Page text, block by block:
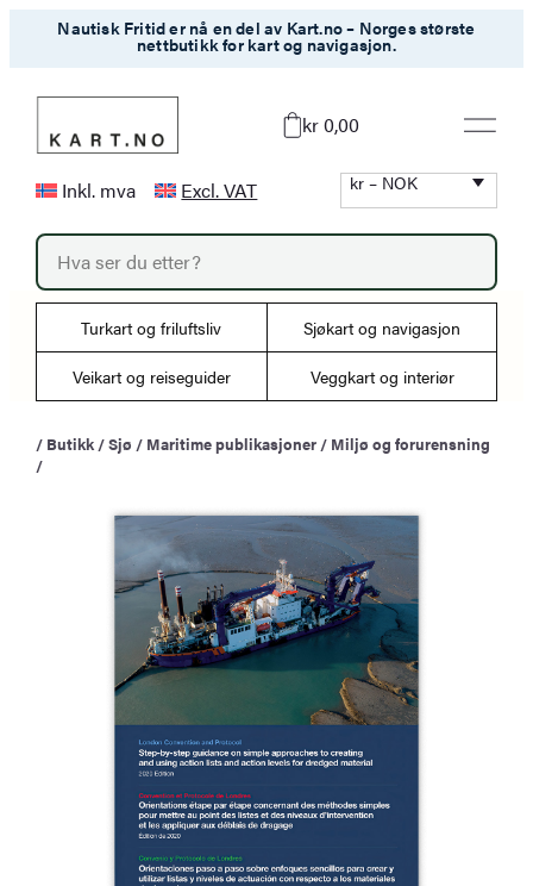
Nautisk Fritid er nå en del av Kart.no – Norges største
nettbutikk for kart og navigasjon.
kr 0,00
Inkl. mva Excl. VAT kr – NOK
P
o
d
t
r
c
Turkart og friluftsliv Sjøkart og navigasjon
Veikart og reiseguider Veggkart og interiør
/ Butikk /Sjø / Maritime publikasjoner / Miljø og forurensning
/